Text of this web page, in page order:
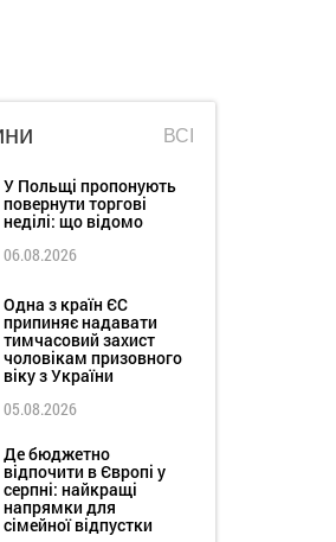
ВСІ
У Польщі пропонують
повернути торгові
неділі: що відомо
06.08.2026
Одна з країн ЄС
припиняє надавати
тимчасовий захист
чоловікам призовного
віку з України
05.08.2026
Де бюджетно
відпочити в Європі у
серпні: найкращі
напрямки для
сімейної відпустки